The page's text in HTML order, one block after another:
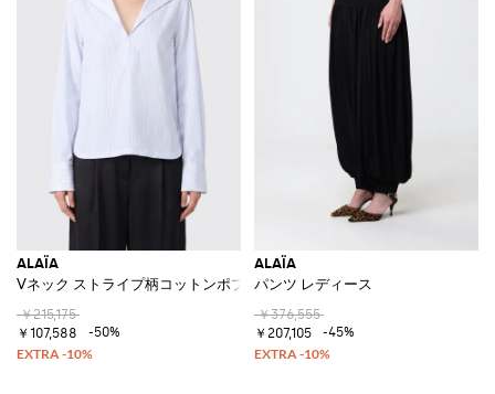
ALAÏA
Vネック ストライプ柄コットンポプリン フード付きシャツ
￥215,175
￥107,588
-50%
ALAÏA
パンツ レディース
￥376,555
￥207,105
-45%